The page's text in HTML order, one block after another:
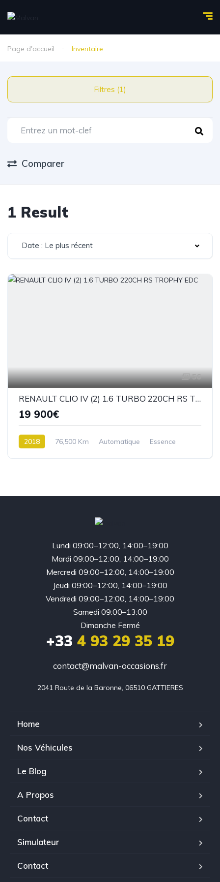
Page d'accueil Inventaire
Filtres (1)
Comparer
1 Result
Date : Le plus récent
56
RENAULT CLIO IV (2) 1.6 TURBO 220CH RS TROPHY EDC
19 900€
2018 76,500 Km Automatique
Essence
Lundi 09:00–12:00, 14:00–19:00
Mardi 09:00–12:00, 14:00–19:00
Mercredi 09:00–12:00, 14:00–19:00
Jeudi 09:00–12:00, 14:00–19:00
Vendredi 09:00–12:00, 14:00–19:00
Samedi 09:00–13:00
Dimanche Fermé
+33 4 93 29 35 19
contact@malvan-occasions.fr
2041 Route de la Baronne, 06510 GATTIERES
Home
Nos Véhicules
Le Blog
A Propos
Contact
Simulateur
Contact